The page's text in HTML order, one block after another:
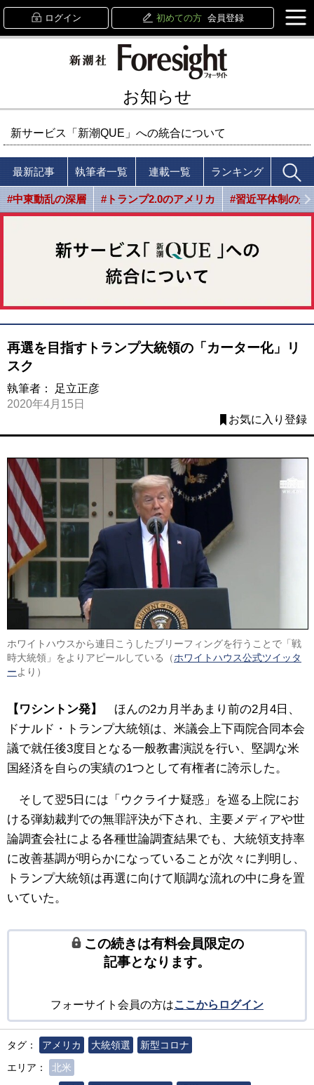
ログイン 初めての方 会員登録
お知らせ
新サービス「新潮QUE」への統合について
最新記事 執筆者一覧 連載一覧 ランキング
#中東動乱の深層 #トランプ2.0のアメリカ #習近平体制の光
再選を目指すトランプ大統領の「カーター化」リ
スク
執筆者：
足立正彦
2020年4月15日
お気に入り登録
ホワイトハウスから連日こうしたブリーフィングを行うことで「戦
時大統領」をよりアピールしている（ホワイトハウス公式ツイッタ
ーより）
【ワシントン発】
ほんの2カ月半あまり前の2月4日、
ドナルド・トランプ大統領は、米議会上下両院合同本会
議で就任後3度目となる一般教書演説を行い、堅調な米
国経済を自らの実績の1つとして有権者に誇示した。
そして翌5日には「ウクライナ疑惑」を巡る上院にお
ける弾劾裁判での無罪評決が下され、主要メディアや世
論調査会社による各種世論調査結果でも、大統領支持率
に改善基調が明らかになっていることが次々に判明し、
トランプ大統領は再選に向けて順調な流れの中に身を置
いていた。
この続きは有料会員限定の
記事となります。
フォーサイト会員の方はここからログイン
タグ： アメリカ 大統領選
新型コロナ
エリア：
北米